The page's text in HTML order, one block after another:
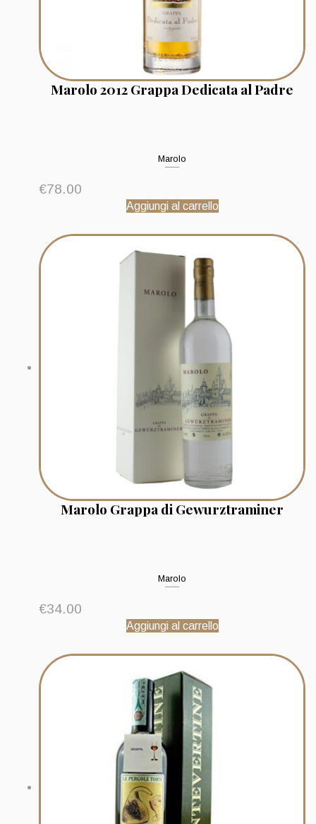
Marolo 2012 Grappa Dedicata al Padre
Marolo
€78.00
Aggiungi al carrello
Marolo Grappa di Gewurztraminer
Marolo
€34.00
Aggiungi al carrello